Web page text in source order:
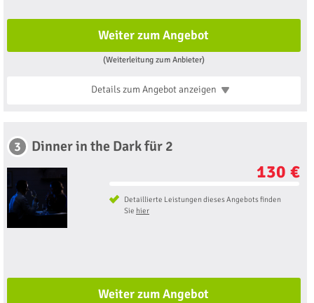
Weiter zum Angebot
(Weiterleitung zum Anbieter)
Details zum Angebotanzeigen
3 Dinner in the Dark für 2
130 €
Detaillierte Leistungen dieses Angebots finden
Sie hier
Weiter zum Angebot